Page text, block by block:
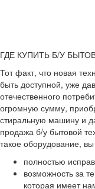
ГДЕ КУПИТЬ Б/У
Тот факт, что новая
быть доступной, уже
отечественного
огромную сумму,
стиральную машину и
продажа б/у бытовой
такое оборудование,
полностью
возможность за
которая имеет